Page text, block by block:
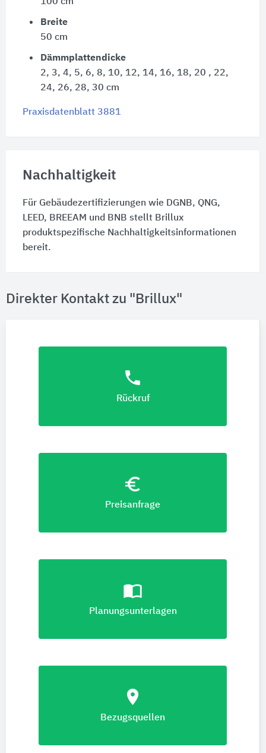
Breite
50 cm
Dämmplattendicke
2, 3, 4, 5, 6, 8, 10, 12, 14, 16, 18, 20 , 22,
24, 26, 28, 30 cm
Praxisdatenblatt 3881
Nachhaltigkeit
Für Gebäudezertifizierungen wie DGNB, QNG,
LEED, BREEAM und BNB stellt Brillux
produktspezifische Nachhaltigkeitsinformationen
bereit.
Direkter Kontakt zu "Brillux"
phone
Rückruf
euro_symbol
Preisanfrage
import_contacts
Planungsunterlagen
location_on
Bezugsquellen